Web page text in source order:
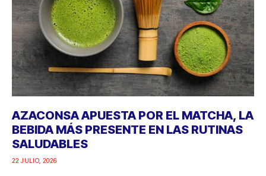
AZACONSA APUESTA POR EL MATCHA, LA
BEBIDA MÁS PRESENTE EN LAS RUTINAS
SALUDABLES
22 JULIO, 2026